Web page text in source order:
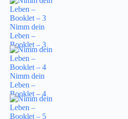
Nimm dein
Leben –
Booklet – 3
Nimm dein
Leben –
Booklet – 4